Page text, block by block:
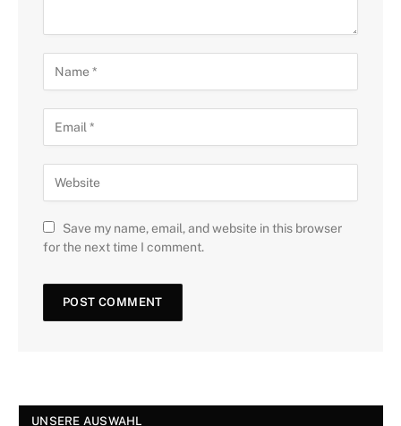
Save my name, email, and website in this browser
for the next time I comment.
UNSERE AUSWAHL